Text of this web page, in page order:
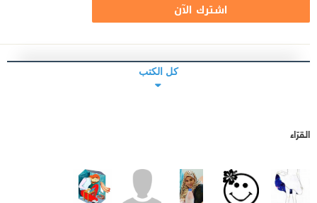
اشترك الآن
كل الكتب
القرّاء